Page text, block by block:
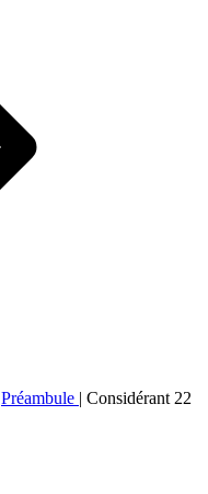
Préambule | Considérant 22